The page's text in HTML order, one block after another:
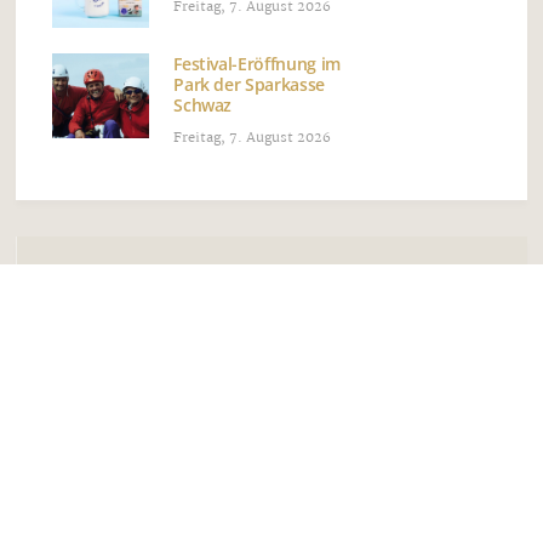
Freitag, 7. August 2026
Festival-Eröffnung im
Park der Sparkasse
Schwaz
Freitag, 7. August 2026